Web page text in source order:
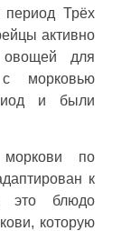
Трёх
активно
овощей для
морковью
и были
по
к
это блюдо
которую